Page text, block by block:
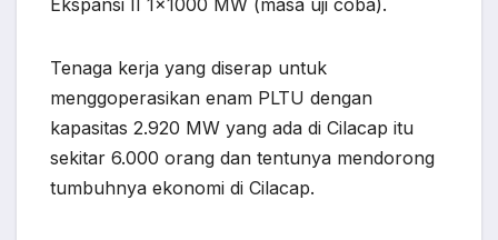
Ekspansi II 1×1000 MW (masa uji coba).
Tenaga kerja yang diserap untuk
menggoperasikan enam PLTU dengan
kapasitas 2.920 MW yang ada di Cilacap itu
sekitar 6.000 orang dan tentunya mendorong
tumbuhnya ekonomi di Cilacap.